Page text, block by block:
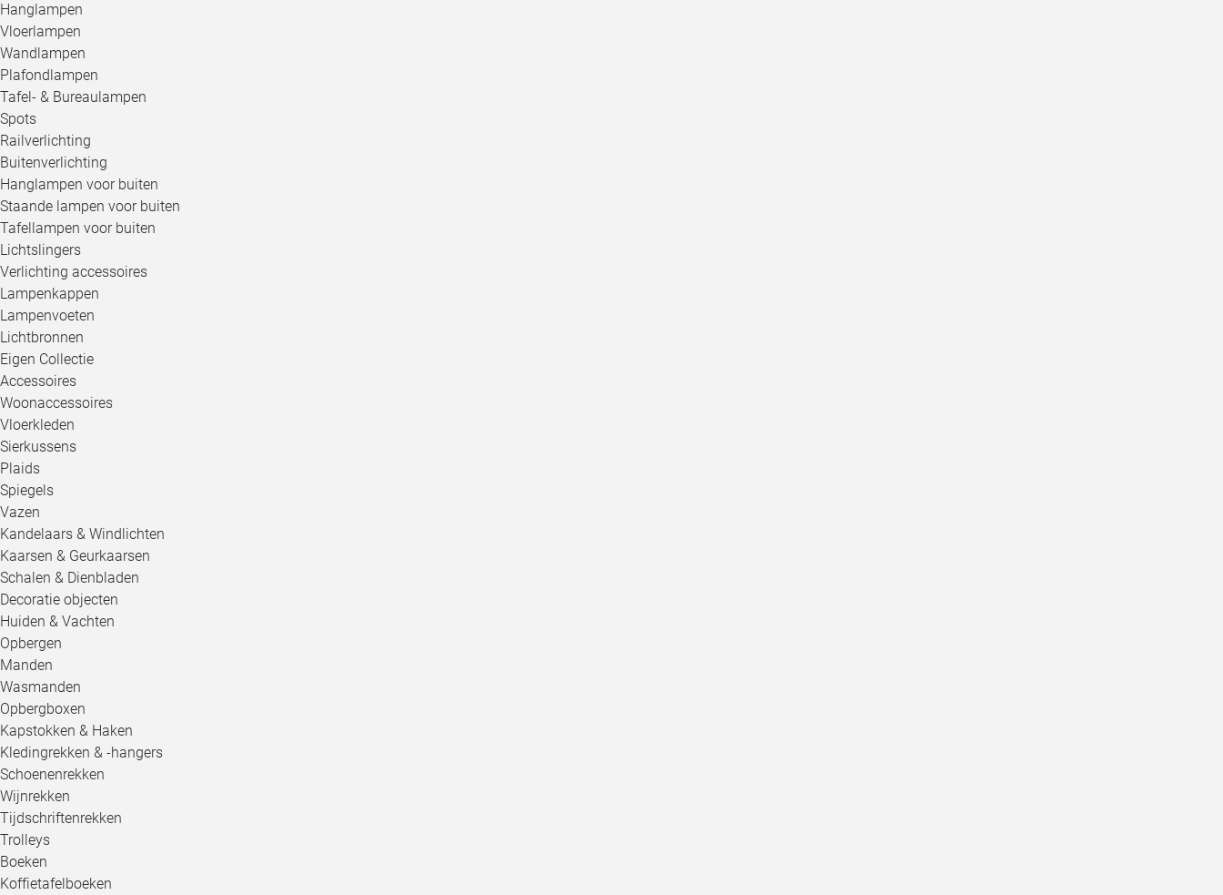
Hanglampen
Vloerlampen
Wandlampen
Plafondlampen
Tafel- & Bureaulampen
Spots
Railverlichting
Buitenverlichting
Hanglampen voor buiten
Staande lampen voor buiten
Tafellampen voor buiten
Lichtslingers
Verlichting accessoires
Lampenkappen
Lampenvoeten
Lichtbronnen
Eigen Collectie
Accessoires
Woonaccessoires
Vloerkleden
Sierkussens
Plaids
Spiegels
Vazen
Kandelaars & Windlichten
Kaarsen & Geurkaarsen
Schalen & Dienbladen
Decoratie objecten
Huiden & Vachten
Opbergen
Manden
Wasmanden
Opbergboxen
Kapstokken & Haken
Kledingrekken & -hangers
Schoenenrekken
Wijnrekken
Tijdschriftenrekken
Trolleys
Boeken
Koffietafelboeken